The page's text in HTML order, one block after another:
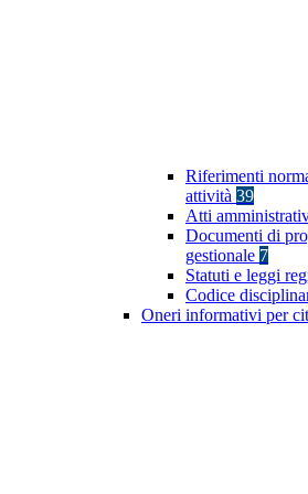
Riferimenti
attività 39
Atti
Documenti di
gestionale 7
Statuti e leggi
Codice
Oneri informativi per